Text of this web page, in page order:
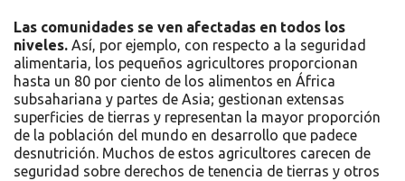
Las comunidades se ven afectadas en todos los
niveles. Así, por ejemplo, con respecto a la seguridad
alimentaria, los pequeños agricultores proporcionan
hasta un 80 por ciento de los alimentos en África
subsahariana y partes de Asia; gestionan extensas
superficies de tierras y representan la mayor proporción
de la población del mundo en desarrollo que padece
desnutrición. Muchos de estos agricultores carecen de
seguridad sobre derechos de tenencia de tierras y otros